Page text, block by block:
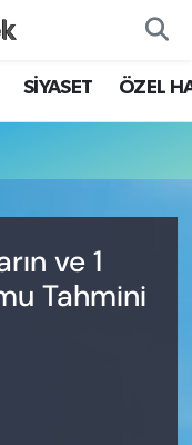
SİYASET ÖZEL
ve 1
Tahmini